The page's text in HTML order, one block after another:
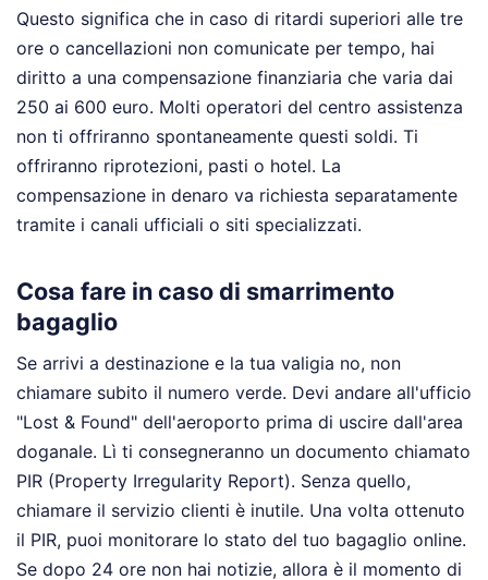
Questo significa che in caso di ritardi superiori alle tre
ore o cancellazioni non comunicate per tempo, hai
diritto a una compensazione finanziaria che varia dai
250 ai 600 euro. Molti operatori del centro assistenza
non ti offriranno spontaneamente questi soldi. Ti
offriranno riprotezioni, pasti o hotel. La
compensazione in denaro va richiesta separatamente
tramite i canali ufficiali o siti specializzati.
Cosa fare in caso di smarrimento
bagaglio
Se arrivi a destinazione e la tua valigia no, non
chiamare subito il numero verde. Devi andare all'ufficio
"Lost & Found" dell'aeroporto prima di uscire dall'area
doganale. Lì ti consegneranno un documento chiamato
PIR (Property Irregularity Report). Senza quello,
chiamare il servizio clienti è inutile. Una volta ottenuto
il PIR, puoi monitorare lo stato del tuo bagaglio online.
Se dopo 24 ore non hai notizie, allora è il momento di